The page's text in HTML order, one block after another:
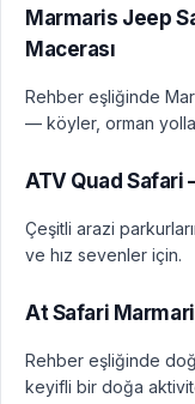
Marmaris Jeep
Macerası
Rehber eşliğinde
— köyler, orman
ATV Quad
Çeşitli arazi
ve hız sevenler için.
At Safari
Rehber eşliğinde
keyifli bir doğa